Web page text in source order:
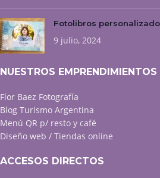
Fotolibros
9 julio, 2024
NUESTROS EMPRENDIMIENTOS
Flor Baez Fotografía
Blog Turismo Argentina
Menú QR p/ resto y café
Diseño web / Tiendas online
ACCESOS DIRECTOS